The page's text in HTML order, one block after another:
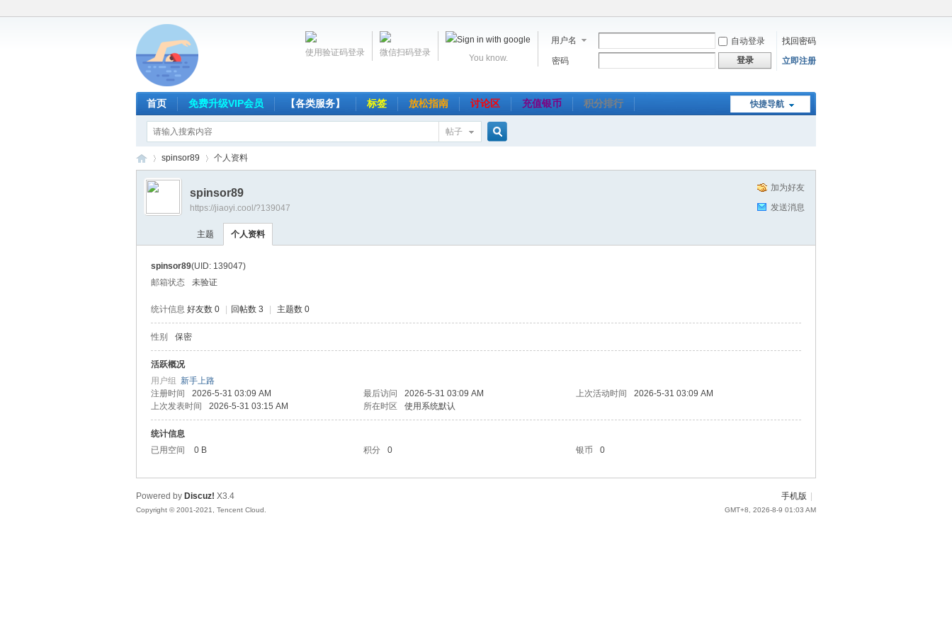
用户名 自动登录
找回密码
密码
登录 立即注册
You know.
微信扫码登录
使用验证码登录
快捷导航
首页 免费升级VIP会员 【各类服务】 标签 放松指南 讨论区 充值银币 积分排行
帖子
网
›
spinsor89 个人资料
加为好友
发送消息
spinsor89
https://jiaoyi.cool/?139047
主题 个人资料
spinsor89(UID: 139047)
邮箱状态
未验证
统计信息 好友数 0 回帖数 3 主题数 0
性别 保密
活跃概况
用户组 新手上路
注册时间
2026-5-31 03:09 AM 最后访问 2026-5-31 03:09 AM 上次活动时间
2026-5-31 03:09 AM
上次发表时间
2026-5-31 03:15 AM 所在时区 使用系统默认
统计信息
已用空间
0 B 积分 0 银币 0
手机版
GMT+8, 2026-8-9 01:03 AM
Powered by Discuz! X3.4
Copyright © 2001-2021, Tencent Cloud.